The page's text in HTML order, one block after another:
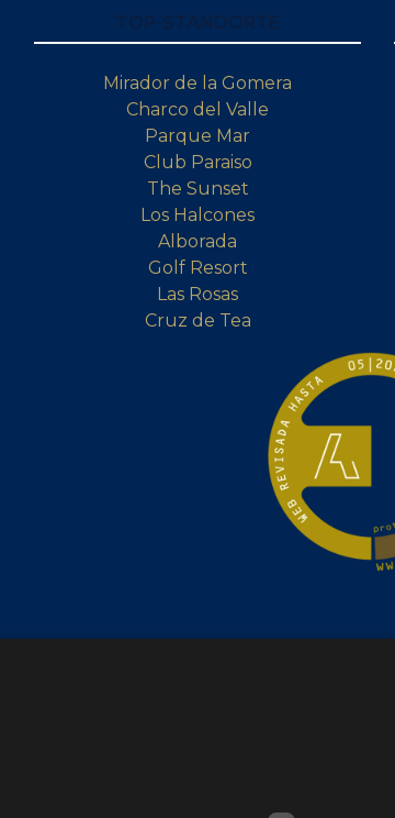
Mirador de la Gomera
Charco del Valle
Parque Mar
Club Paraiso
The Sunset
Los Halcones
Alborada
Golf Resort
Las Rosas
Cruz de Tea